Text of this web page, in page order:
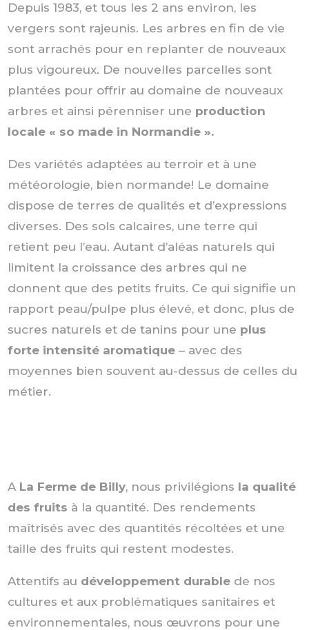
Depuis 1983, et tous les 2 ans environ, les
vergers sont rajeunis. Les arbres en fin de vie
sont arrachés pour en replanter de nouveaux
plus vigoureux. De nouvelles parcelles sont
plantées pour offrir au domaine de nouveaux
arbres et ainsi pérenniser une production
locale « so made in Normandie ».
Des variétés adaptées au terroir et à une
météorologie, bien normande! Le domaine
dispose de terres de qualités et d’expressions
diverses. Des sols calcaires, une terre qui
retient peu l’eau. Autant d’aléas naturels qui
limitent la croissance des arbres qui ne
donnent que des petits fruits. Ce qui signifie un
rapport peau/pulpe plus élevé, et donc, plus de
sucres naturels et de tanins pour une plus
forte intensité aromatique– avec des
moyennes bien souvent au-dessus de celles du
métier.
A La Ferme de Billy, nous privilégions la qualité
des fruits à la quantité. Des rendements
maîtrisés avec des quantités récoltées et une
taille des fruits qui restent modestes.
Attentifs au développement durable de nos
cultures et aux problématiques sanitaires et
environnementales, nous œuvrons pour une